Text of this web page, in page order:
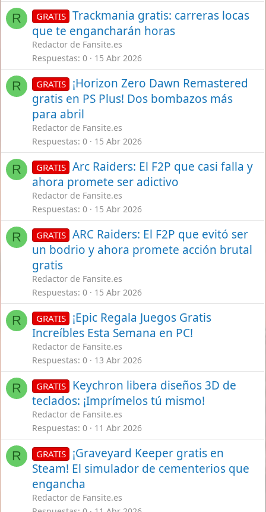
R GRATIS Trackmania gratis: carreras locas
que te engancharán horas
Redactor de Fansite.es
Respuestas 0 15 Abr 2026
R GRATIS
¡Horizon Zero Dawn Remastered
gratis en PS Plus! Dos bombazos más
para abril
Redactor de Fansite.es
Respuestas 0 15 Abr 2026
R GRATIS Arc Raiders: El F2P que casi falla y
ahora promete ser adictivo
Redactor de Fansite.es
Respuestas 0 15 Abr 2026
R GRATIS ARC Raiders: El F2P que evitó ser
un bodrio y ahora promete acción brutal
gratis
Redactor de Fansite.es
Respuestas 0 15 Abr 2026
R GRATIS
¡Epic Regala Juegos Gratis
Increíbles Esta Semana en PC!
Redactor de Fansite.es
Respuestas 0 13 Abr 2026
R GRATIS
Keychron libera diseños 3D de
teclados: ¡Imprímelos tú mismo!
Redactor de Fansite.es
Respuestas 0 11 Abr 2026
R GRATIS
¡Graveyard Keeper gratis en
Steam! El simulador de cementerios que
engancha
Redactor de Fansite.es